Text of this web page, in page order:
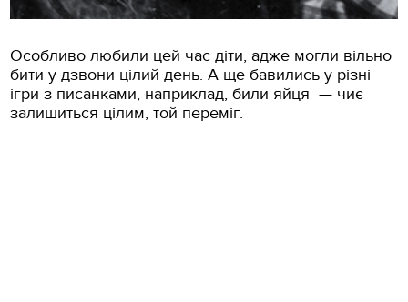
Особливо любили цей час діти, адже могли вільно
бити у дзвони цілий день. А ще бавились у різні
ігри з писанками, наприклад, били яйця — чиє
залишиться цілим, той переміг.